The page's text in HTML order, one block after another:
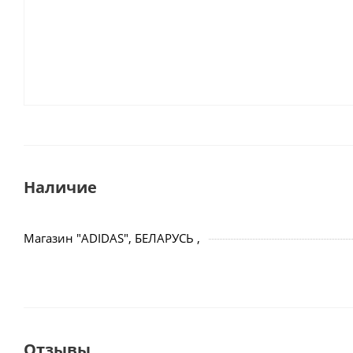
Наличие
Магазин "ADIDAS", БЕЛАРУСЬ ,